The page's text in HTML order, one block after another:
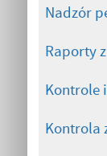
Nadzór
Raporty
Kontrole
Kontrola